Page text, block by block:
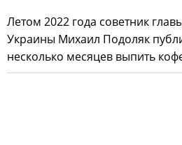
Летом 2022 года советник
Украины Михаил Подоляк
несколько месяцев выпить